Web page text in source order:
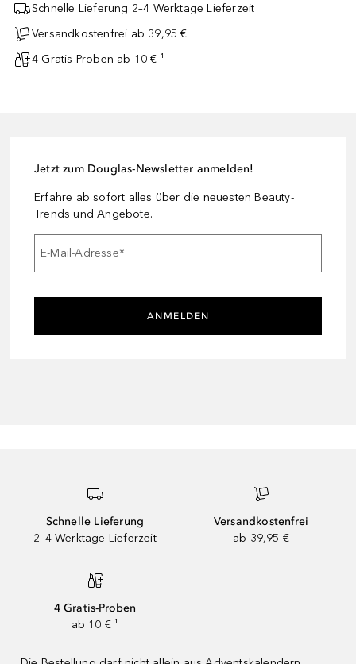
Schnelle Lieferung 2–4 Werktage Lieferzeit
Versandkostenfrei ab 39,95 €
4 Gratis-Proben ab 10 € ¹
Jetzt zum Douglas-Newsletter anmelden!
Erfahre ab sofort alles über die neuesten Beauty-
Trends und Angebote.
E-Mail-Adresse*
ANMELDEN
Schnelle Lieferung
2–4 Werktage Lieferzeit
Versandkostenfrei
ab 39,95 €
4 Gratis-Proben
ab 10 € ¹